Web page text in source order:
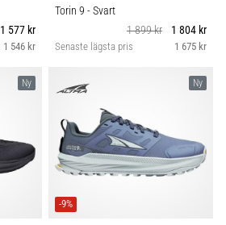
1 577 kr
1 546 kr
Torin 9 - Svart
1 899 kr
1 804 kr
Senaste lägsta pris 1 675 kr
Ny Ny
-9%